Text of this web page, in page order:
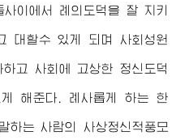
이에서 례의도덕을 잘 지키
대할수 있게 되며 사회성원
고 사회에 고상한 정신도덕
해준다. 례사롭게 하는 한
하는 사람의 사상정신적풍모